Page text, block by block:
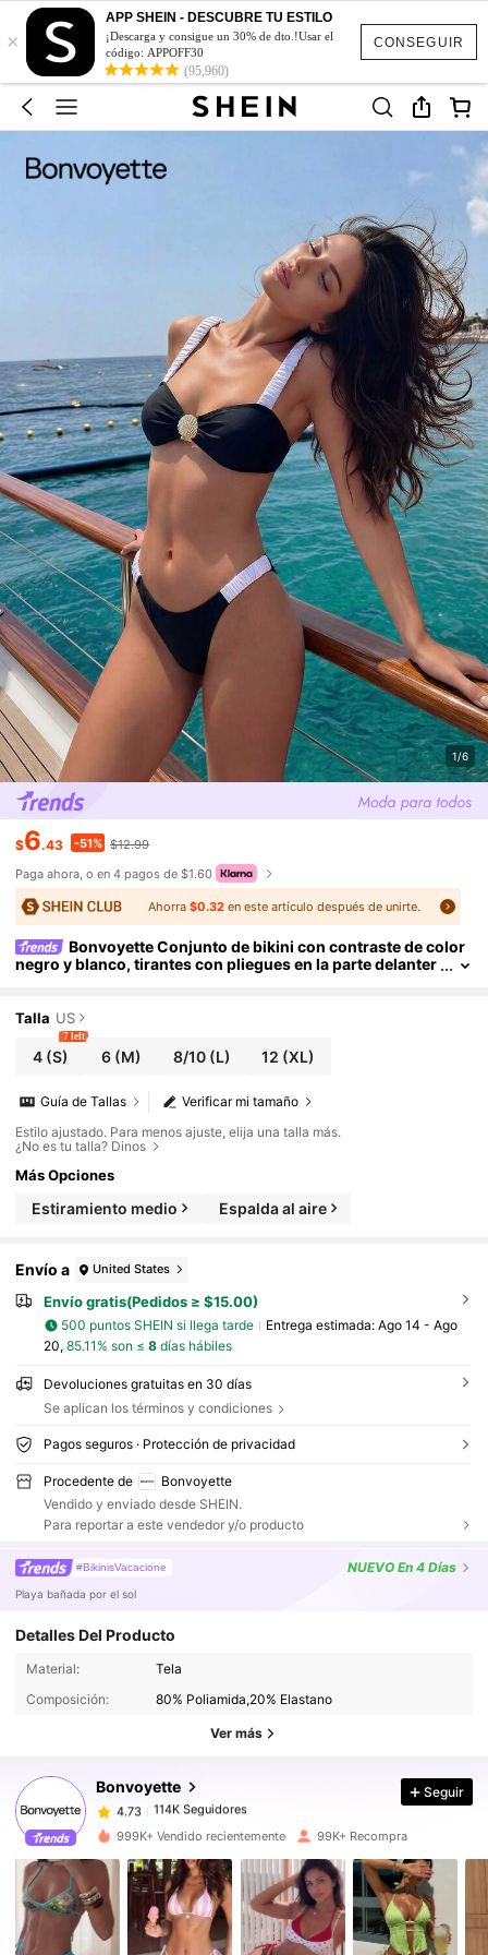
CONSEGUIR
×
APP SHEIN - DESCUBRE TU ESTILO
¡Descarga y consigue un 30% de dto.!Usar el
código: APPOFF30
(95,960)
1/6
$6.43 -51% $12.99
Paga ahora, o en 4 pagos de $1.60
Ahorra $0.32en este artículo después de unirte.
Bonvoyette Conjunto de bikini con contraste de color
negro y blanco, tirantes con pliegues en la parte delanter
Talla US
4 (S)
7 left
6 (M) 8/10(L) 12 (XL)
Verificar mi tamaño
Guía de Tallas
Estilo ajustado. Para menos ajuste, elija una talla más.
¿No es tu talla? Dinos
Más Opciones
Estiramiento medio Espalda al aire
Envío a United States
Envío gratis(Pedidos ≥ $15.00)
500 puntos SHEIN si llega tarde Entrega estimada: Ago 14 - Ago
20, 85.11% son ≤ 8días hábiles
Devoluciones gratuitas en 30 días
Se aplican los términos y condiciones
Pagos seguros · Protección de privacidad
Procedente de
Bonvoyette
Vendido y enviado desde SHEIN.
Para reportar a este vendedor y/o producto
#BikinisVacacione NUEVO En 4 Días
Playa bañada por el sol
Detalles Del Producto
Material:
Tela
Composición:
80% Poliamida,20% Elastano
Ver más
Bonvoyette
114K Seguidores
114K Seguidores
S***s pagóHace 12 horas
4.73 114K Seguidores
4.73 114K Seguidores
Seguir
999K+ Vendido recientemente 99K+ Recompra